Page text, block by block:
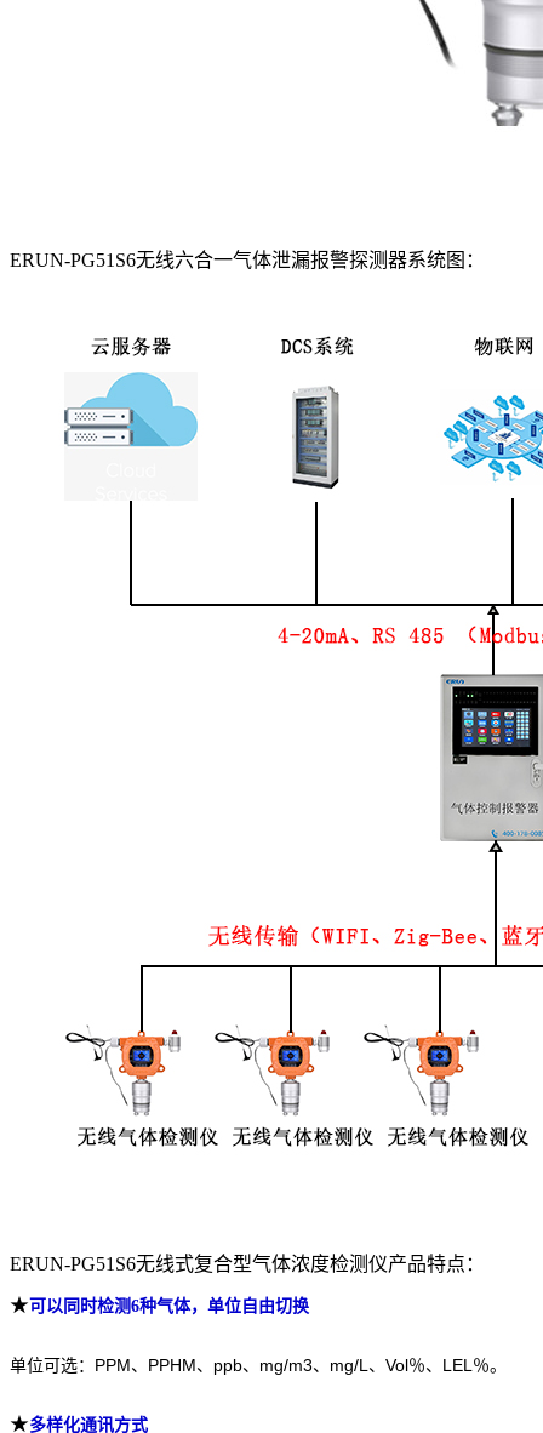
ERUN-PG51S6无线六合一气体泄漏报警探测器系统图：
ERUN-PG51S6无线式复合型气体浓度检测仪产品特点：
★可以同时检测6种气体，单位自由切换
单位可选：PPM、PPHM、ppb、mg/m3、mg/L、Vol％、LEL％。
★多样化通讯方式